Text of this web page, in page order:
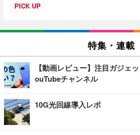
PICK UP
特集・連載
【動画レビュー】注目ガジェ
ouTubeチャンネル
10G光回線導入レポ